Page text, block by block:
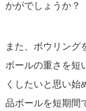
かがでしょうか？
また、ボウリング
ボールの重さを短
くしたいと思い始
品ボールを短期間